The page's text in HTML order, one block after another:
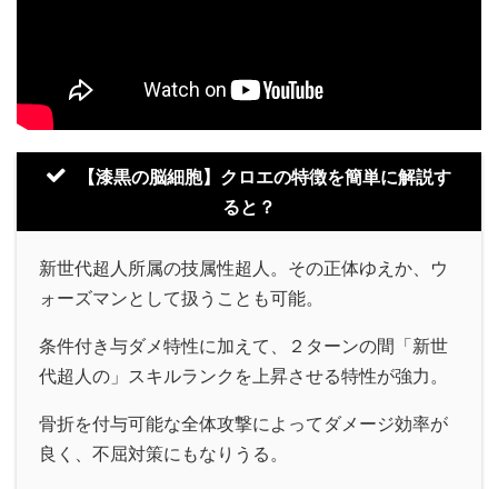
【漆黒の脳細胞】クロエの特徴を簡単に解説す
ると？
新世代超人所属の技属性超人。その正体ゆえか、ウ
ォーズマンとして扱うことも可能。
条件付き与ダメ特性に加えて、２ターンの間「新世
代超人の」スキルランクを上昇させる特性が強力。
骨折を付与可能な全体攻撃によってダメージ効率が
良く、不屈対策にもなりうる。